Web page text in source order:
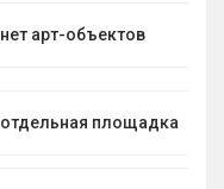
нет арт-объектов
отдельная площадка